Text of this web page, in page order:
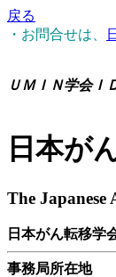
戻る
・お問合せは、
ＵＭＩＮ学会Ｉ
日本が
The Japanese
日本がん転移学
事務局所在地